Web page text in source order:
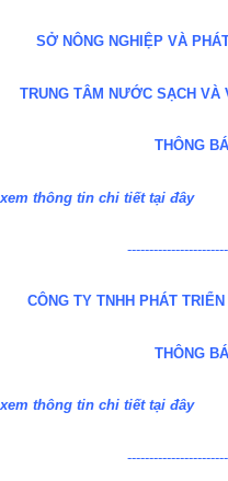
SỞ NÔNG NGHIỆP VÀ
TRUNG TÂM NƯỚC SẠCH VÀ
THÔNG
xem thông tin chi tiết tại đây
CÔNG TY TNHH PHÁT
THÔNG
xem thông tin chi tiết tại đây